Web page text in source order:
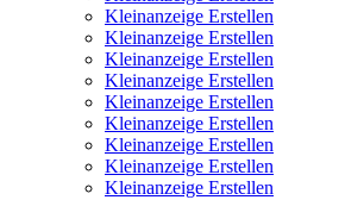
Kleinanzeige Erstellen
Kleinanzeige Erstellen
Kleinanzeige Erstellen
Kleinanzeige Erstellen
Kleinanzeige Erstellen
Kleinanzeige Erstellen
Kleinanzeige Erstellen
Kleinanzeige Erstellen
Kleinanzeige Erstellen